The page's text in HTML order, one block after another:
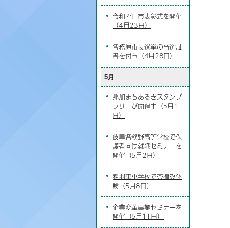
令和7年 市表彰式を開催
（4月23日）
各務原市長選挙の当選証
書を付与（4月28日）
5月
那加まちあるきスタンプ
ラリーが開催中（5月1
日）
岐阜各務野高等学校で保
護者向け就職セミナーを
開催（5月2日）
稲羽東小学校で茶摘み体
験（5月8日）
企業変革事業セミナーを
開催（5月11日）